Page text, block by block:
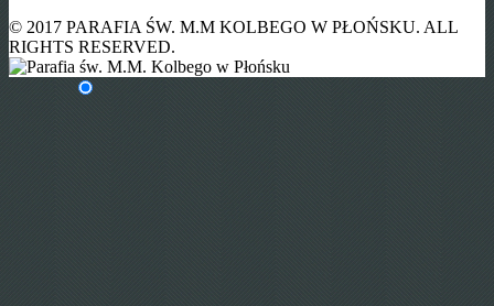
© 2017 PARAFIA ŚW. M.M KOLBEGO W PŁOŃSKU. ALL
RIGHTS RESERVED.